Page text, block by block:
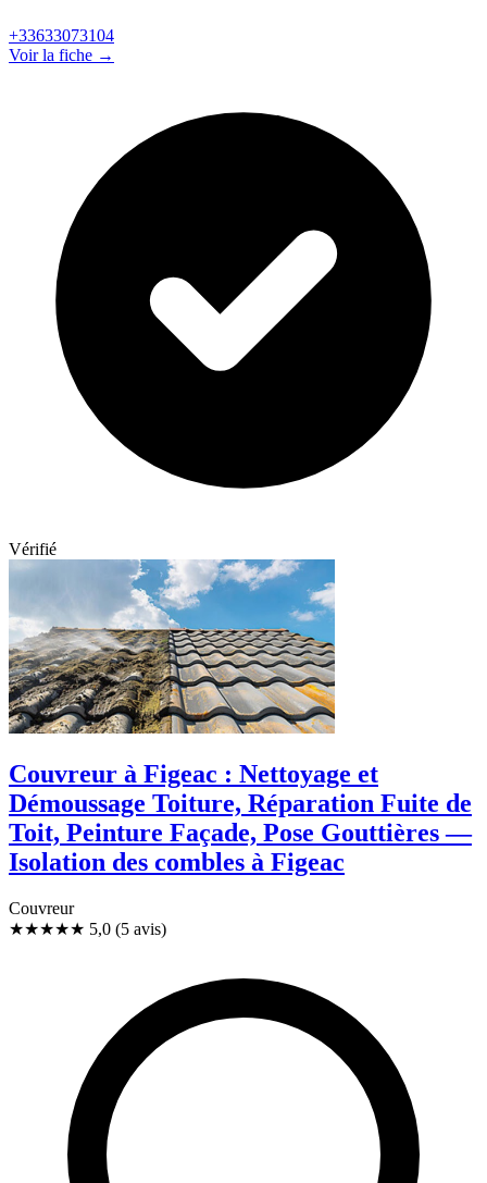
+33633073104
Voir la fiche →
Vérifié
Couvreur à Figeac : Nettoyage et
Démoussage Toiture, Réparation Fuite de
Toit, Peinture Façade, Pose Gouttières —
Isolation des combles à Figeac
Couvreur
★★★★★ 5,0 (5 avis)